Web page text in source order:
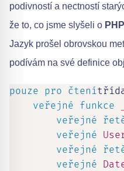
podivností a nectností
že to, co jsme slyšeli o PHP
Jazyk prošel obrovskou
podívám na své definice
pouze pro čtení
veřejné funkce
veřejné
veřejné
veřejné
veřejné